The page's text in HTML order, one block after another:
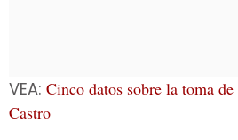
VEA: Cinco datos sobre la toma
Castro